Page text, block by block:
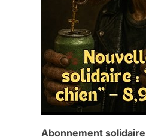
Abonnement solidaire